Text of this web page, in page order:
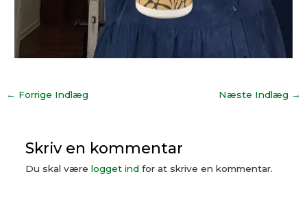
← Forrige Indlæg Næste Indlæg →
Skriv en kommentar
Du skal være logget indfor at skrive en kommentar.